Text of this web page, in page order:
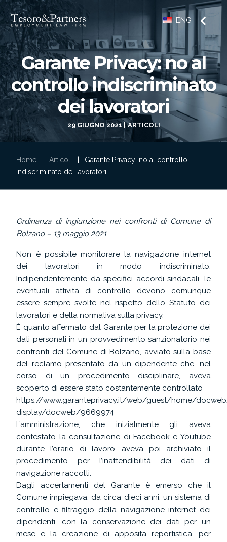
ENG
Garante Privacy: no al
controllo indiscriminato
dei lavoratori
29 GIUGNO 2021 ARTICOLI
Home Articoli
Garante Privacy: no al controllo
indiscriminato dei lavoratori
Ordinanza di ingiunzione nei confronti di Comune di
Bolzano – 13 maggio 2021
Non è possibile monitorare la navigazione internet
dei lavoratori in modo indiscriminato.
Indipendentemente da specifici accordi sindacali, le
eventuali attività di controllo devono comunque
essere sempre svolte nel rispetto dello Statuto dei
lavoratori e della normativa sulla privacy.
È quanto affermato dal Garante per la protezione dei
dati personali in un provvedimento sanzionatorio nei
confronti del Comune di Bolzano, avviato sulla base
del reclamo presentato da un dipendente che, nel
corso di un procedimento disciplinare, aveva
scoperto di essere stato costantemente controllato
https://www.garanteprivacy.it/web/guest/home/
display/docweb/9669974
L’amministrazione, che inizialmente gli aveva
contestato la consultazione di Facebook e Youtube
durante l’orario di lavoro, aveva poi archiviato il
procedimento per l’inattendibilità dei dati di
navigazione raccolti.
Dagli accertamenti del Garante è emerso che il
Comune impiegava, da circa dieci anni, un sistema di
controllo e filtraggio della navigazione internet dei
dipendenti, con la conservazione dei dati per un
mese e la creazione di apposita reportistica, per